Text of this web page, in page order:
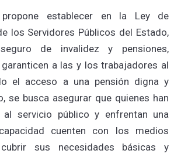
establecer en la Ley de
los Servidores Públicos del Estado,
de invalidez y pensiones,
a las y los trabajadores al
el acceso a una pensión digna y
se busca asegurar que quienes han
servicio público y enfrentan una
cuenten con los medios
sus necesidades básicas y